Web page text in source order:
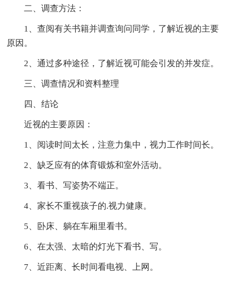
二、调查方法：
1、查阅有关书籍并调查询问同学，了解近视的主要
原因。
2、通过多种途径，了解近视可能会引发的并发症。
三、调查情况和资料整理
四、结论
近视的主要原因：
1、阅读时间太长，注意力集中，视力工作时间长。
2、缺乏应有的体育锻炼和室外活动。
3、看书、写姿势不端正。
4、家长不重视孩子的.视力健康。
5、卧床、躺在车厢里看书。
6、在太强、太暗的灯光下看书、写。
7、近距离、长时间看电视、上网。